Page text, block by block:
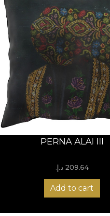
PERNA ALAI III
209.64 د.إ.‏
Add to cart